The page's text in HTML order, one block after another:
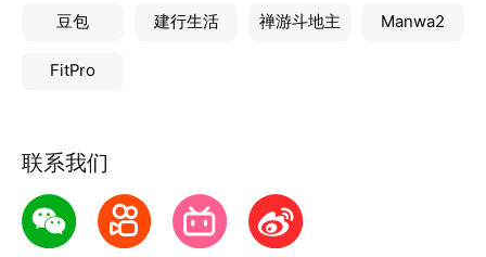
豆包 建行生活 禅游斗地主 Manwa2
FitPro
联系我们